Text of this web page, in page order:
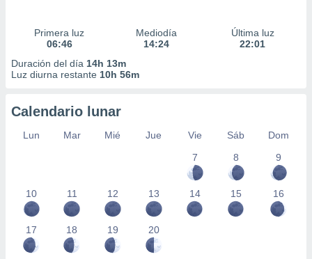
Primera luz
06:46
Mediodía
14:24
Última luz
22:01
Duración del día 14h 13m
Luz diurna restante 10h 56m
Calendario lunar
Lun Mar Mié Jue Vie Sáb
Dom
7
8 9
10 11 12 13 14 15 16
17 18 19 20